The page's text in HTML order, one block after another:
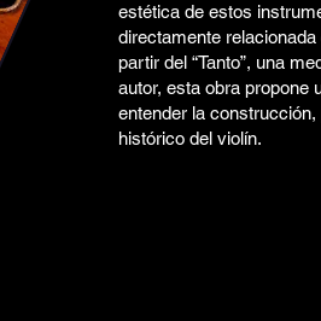
estética de estos
directamente
partir del “Tanto”, una
autor, esta obra propone
entender la
histórico del violín.